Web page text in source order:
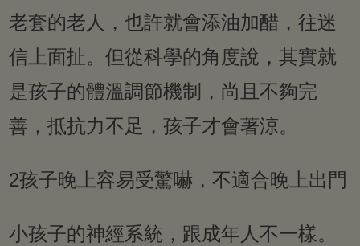
老套的老人，也許就會添油加醋，往迷
信上面扯。但從科學的角度說，其實就
是孩子的體溫調節機制，尚且不夠完
善，抵抗力不足，孩子才會著涼。
2孩子晚上容易受驚嚇，不適合晚上出門
小孩子的神經系統，跟成年人不一樣。